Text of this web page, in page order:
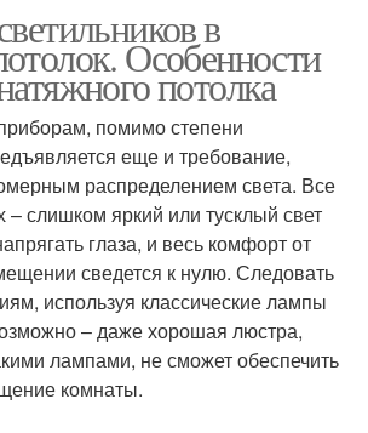
в
Особенности
потолка
помимо степени
еще и требование,
распределением света. Все
слишком яркий или тусклый свет
глаза, и весь комфорт от
сведется к нулю. Следовать
используя классические лампы
– даже хорошая люстра,
лампами, не сможет обеспечить
комнаты.